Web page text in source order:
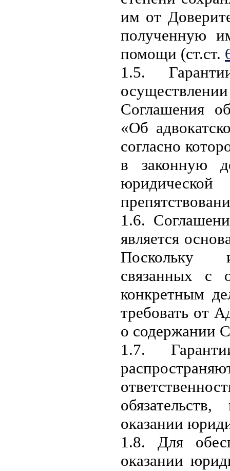
им от
полученную
помощи (ст.ст.
1.5.
Соглашения
«Об
согласно
в законную
1.6.
является
Поскольку
связанных с
конкретным
требовать от
о содержании
1.7.
оказании
1.8. Для
оказании